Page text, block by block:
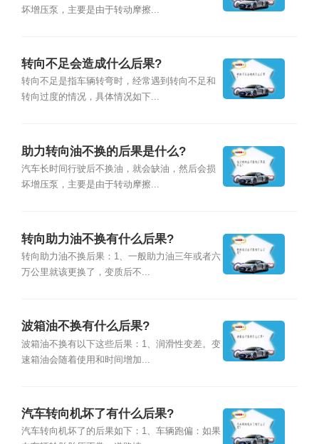
坏增压泵，主要是由于转动摩擦...
转向不足会造成什么后果?
转向不足是指车辆转弯时，经常遇到转向不足和
转向过度的情况，具体情况如下...
助力转向油不换的后果是什么?
汽车长时间行驶后不换油，就会缺油，然后会损
坏增压泵，主要是由于转动摩擦...
转向助力油不换有什么后果?
转向助力油不换后果：1、一般助力油三年或者六
万公里就该更换了，变质后不...
波箱油不换有什么后果?
波箱油不换有以下这些后果：1、润滑性变差。变
速箱油会随着使用和时间增加...
汽车转向机坏了有什么后果?
汽车转向机坏了的后果如下：1、车辆跑偏：如果